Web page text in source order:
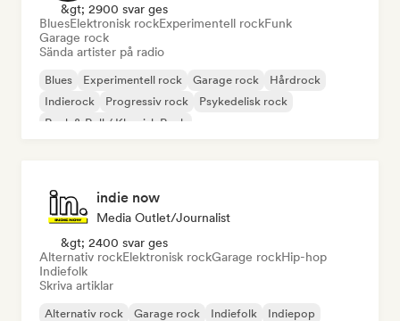
&gt; 2900 svar ges
BluesElektronisk rockExperimentell rockFunk
Garage rock
Sända artister på radio
Blues Experimentell rock Garage rock
Hårdrock
Indierock
Progressiv rock
Psykedelisk rock
Rock & Roll / Klassisk Rock
indie now
Media Outlet/Journalist
&gt; 2400 svar ges
Alternativ rockElektronisk rockGarage rockHip-hop
Indiefolk
Skriva artiklar
Alternativ rock Garage rock Indiefolk
Indiepop